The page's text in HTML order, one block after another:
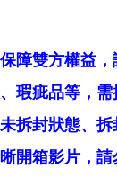
障雙方權益
瑕疵品等，
拆封狀態、
開箱影片，